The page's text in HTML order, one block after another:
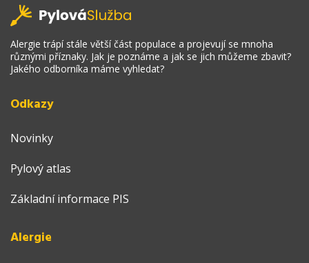
Alergie trápí stále větší část populace a projevují se mnoha
různými příznaky. Jak je poznáme a jak se jich můžeme zbavit?
Jakého odborníka máme vyhledat?
Odkazy
Novinky
Pylový atlas
Základní informace PIS
Alergie